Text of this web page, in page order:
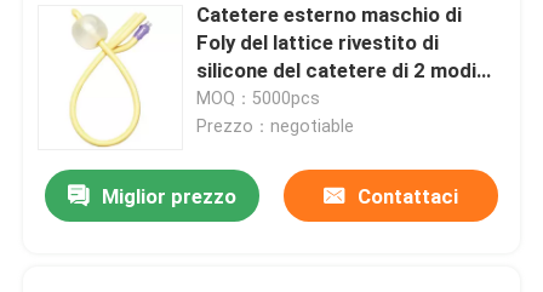
Catetere esterno maschio di
Foly del lattice rivestito di
silicone del catetere di 2 modi
con la dimensione franco 6 -
franco 26
MOQ：5000pcs
Prezzo：negotiable
Miglior prezzo Contattaci